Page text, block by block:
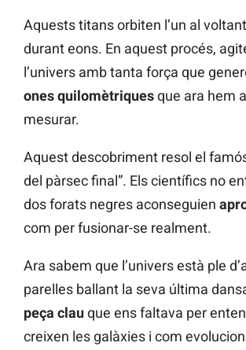
Aquests titans orbiten l’un al
durant eons. En aquest procés,
l’univers amb tanta força que
ones quilomètriquesque ara hem
mesurar.
Aquest descobriment resol el
del pàrsec final”. Els científics no
dos forats negres aconseguien
com per fusionar-se realment.
Ara sabem que l’univers està ple
parelles ballant la seva última
peça clauque ens faltava per
creixen les galàxies i com